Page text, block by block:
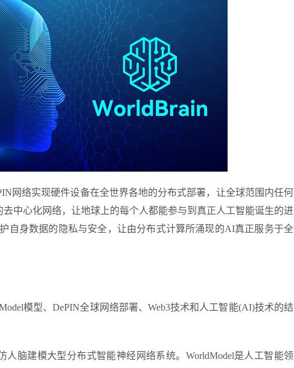
网络实现硬件设备在全世界各地的分布式部署，让全球范围内任何
中心化网络，让地球上的每个人都能参与到真正人工智能诞生的进
自身数据的隐私与安全，让由分布式计算所涌现的AI真正服务于全
模型、DePIN全球网络部署、Web3技术和人工智能(AI)技术的结
人脑建模大型分布式智能神经网络系统。WorldModel是人工智能领